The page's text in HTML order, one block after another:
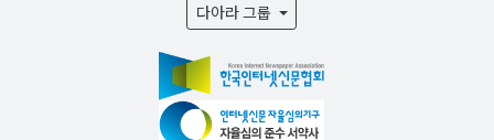
다아라 그룹